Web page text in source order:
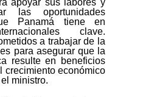
las oportunidades
Panamá tiene en
clave.
a trabajar de la
para asegurar que la
resulte en beneficios
crecimiento económico
ministro.